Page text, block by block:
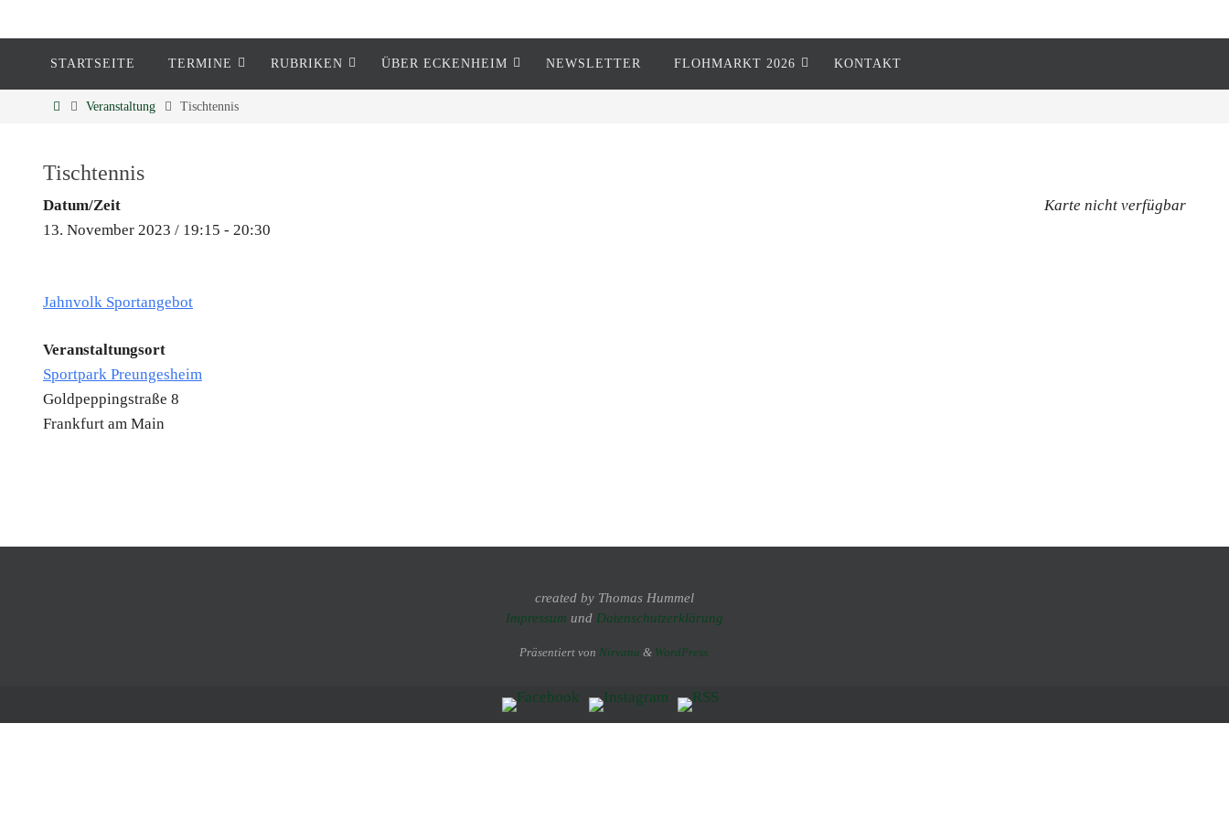
Eckenheim
STARTSEITE TERMINE RUBRIKEN ÜBER ECKENHEIM NEWSLETTER FLOHMARKT 2026 KONTAKT
Veranstaltung Tischtennis
Tischtennis
Karte nicht verfügbar
Datum/Zeit
13. November 2023 / 19:15 - 20:30
Jahnvolk Sportangebot
Veranstaltungsort
Sportpark Preungesheim
Goldpeppingstraße 8
Frankfurt am Main
created by Thomas Hummel
Impressum und Datenschutzerklärung
Präsentiert von Nirvana & WordPress.